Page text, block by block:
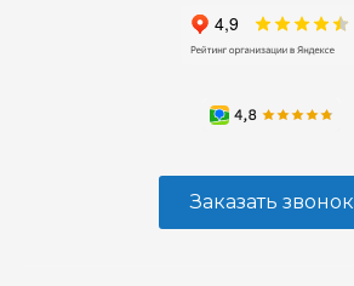
Заказать звонок